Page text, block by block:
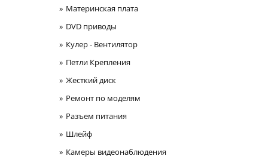
Материнская плата
DVD приводы
Кулер - Вентилятор
Петли Крепления
Жесткий диск
Ремонт по моделям
Разъем питания
Шлейф
Камеры видеонаблюдения